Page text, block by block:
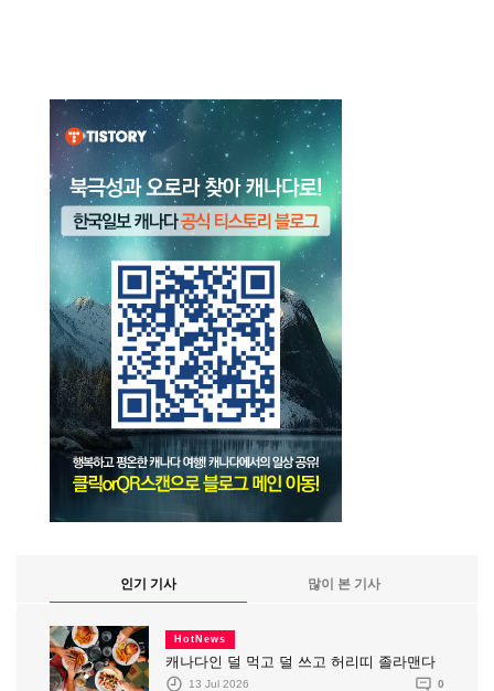
인기 기사 많이 본 기사
HotNews
캐나다인 덜 먹고 덜 쓰고 허리띠 졸라맨다
13 Jul 2026 0